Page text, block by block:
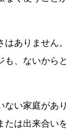
ありませ
、ないか
い家庭が
は出来合い